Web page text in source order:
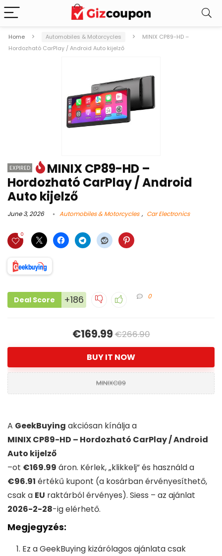
Home Automobiles & Motorcycles
MINIX CP89-HD –
Hordozható CarPlay / Android Auto kijelző
EXPIRED
MINIX CP89-HD –
Hordozható CarPlay / Android
Auto kijelző
June 3, 2026 Automobiles & Motorcycles , Car Electronics
0
Deal Score +186 0
€169.99€266.90
BUY IT NOW
MINIXC89
A GeekBuying akciósan kínálja a
MINIX CP89-HD – Hordozható CarPlay / Android
Auto kijelző
–ot €169.99 áron. Kérlek, „klikkelj” és használd a
€96.91 értékű kupont (a kosárban érvényesíthető,
csak a EU raktárból érvényes). Siess – az ajánlat
2026-2-28-ig elérhető.
Megjegyzés:
Ez aGeekBuying kizárólagos ajánlata csak